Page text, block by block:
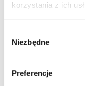
korzystania z ich
zgody
Niezbędne
Preferencje
kremy na dzień